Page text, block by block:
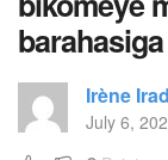
Irène
July 6,